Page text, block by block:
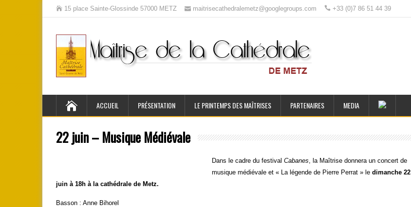
15 place Sainte-Glossinde 57000 METZ maitrisecathedralemetz@googlegroups.com +33 (0)7 86 51 44 39
ACCUEIL PRÉSENTATION LE PRINTEMPS DES MAÎTRISES PARTENAIRES MEDIA
22 juin – Musique Médiévale
Dans le cadre du festival Cabanes, la Maîtrise donnera un concert de
musique médiévale et « La légende de Pierre Perrat » le dimanche 22
juin à 18h à la cathédrale de Metz.
Basson : Anne Bihorel